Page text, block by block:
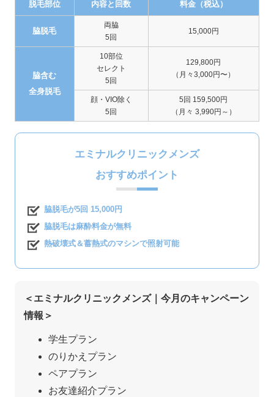
脱毛部位 内容と回数 料金（税込）
脇脱毛
両脇
5回
15,000円
脇含む
全身脱毛
10部位
セレクト
5回
129,800円
（月々3,000円〜）
顔・VIO除く
5回
5回 159,500円
（月々 3,990円～）
エミナルクリニックメンズ
おすすめポイント
脇脱毛が5回 15,000円
脇脱毛は麻酔料金が無料
熱破壊式＆蓄熱式のマシンで照射可能
＜エミナルクリニックメンズ｜今月のキャンペーン
情報＞
学生プラン
のりかえプラン
ペアプラン
お友達紹介プラン